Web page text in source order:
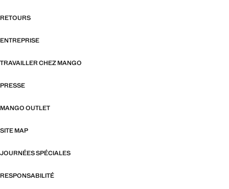
RETOURS
ENTREPRISE
TRAVAILLER CHEZ MANGO
PRESSE
MANGO OUTLET
SITE MAP
JOURNÉES SPÉCIALES
RESPONSABILITÉ